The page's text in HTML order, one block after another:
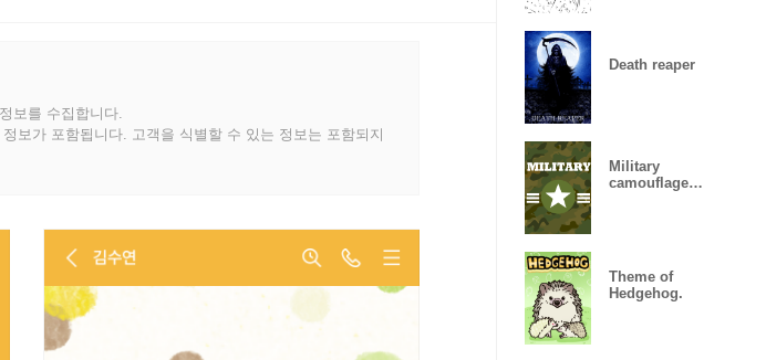
보를 수집합니다.
보가 포함됩니다. 고객을 식별할 수 있는 정보는 포함되지
Death reaper
Military
camouflage
Theme of
Hedgehog.